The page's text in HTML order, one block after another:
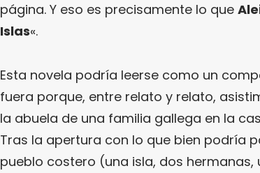
página. Y eso es precisamente lo que
Islas«.
Esta novela podría leerse como un
fuera porque, entre relato y relato,
la abuela de una familia gallega en la
Tras la apertura con lo que bien podría
pueblo costero (una isla, dos